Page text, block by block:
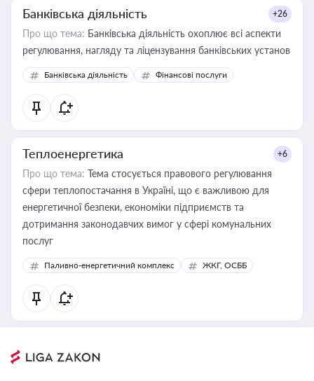
Банківська діяльність +26
Про що тема: Банківська діяльність охоплює всі аспекти
регулювання, нагляду та ліцензування банківських установ
Банківська діяльність Фінансові послуги
Теплоенергетика +6
Про що тема: Тема стосується правового регулювання
сфери теплопостачання в Україні, що є важливою для
енергетичної безпеки, економіки підприємств та
дотримання законодавчих вимог у сфері комунальних
послуг
Паливно-енергетичний комплекс ЖКГ, ОСББ